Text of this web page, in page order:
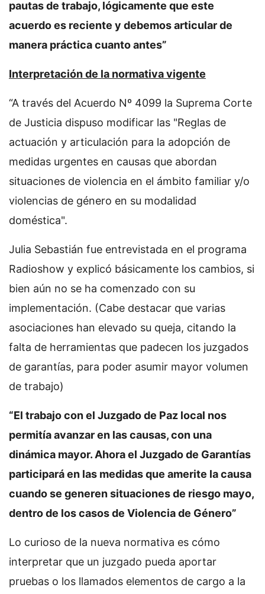
pautas de trabajo, lógicamente que este
acuerdo es reciente y debemos articular de
manera práctica cuanto antes”
Interpretación de la normativa vigente
“A través del Acuerdo Nº 4099 la Suprema Corte
de Justicia dispuso modificar las "Reglas de
actuación y articulación para la adopción de
medidas urgentes en causas que abordan
situaciones de violencia en el ámbito familiar y/o
violencias de género en su modalidad
doméstica".
Julia Sebastián fue entrevistada en el programa
Radioshow y explicó básicamente los cambios, si
bien aún no se ha comenzado con su
implementación. (Cabe destacar que varias
asociaciones han elevado su queja, citando la
falta de herramientas que padecen los juzgados
de garantías, para poder asumir mayor volumen
de trabajo)
“El trabajo con el Juzgado de Paz local nos
permitía avanzar en las causas, con una
dinámica mayor. Ahora el Juzgado de Garantías
participará en las medidas que amerite la causa
cuando se generen situaciones de riesgo mayo,
dentro de los casos de Violencia de Género”
Lo curioso de la nueva normativa es cómo
interpretar que un juzgado pueda aportar
pruebas o los llamados elementos de cargo a la